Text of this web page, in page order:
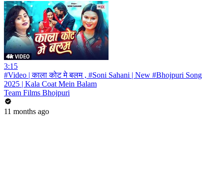
3:15
#Video | काला कोट मे बलम , #Soni Sahani | New #Bhojpuri Song
2025 | Kala Coat Mein Balam
Team Films Bhojpuri
11 months ago